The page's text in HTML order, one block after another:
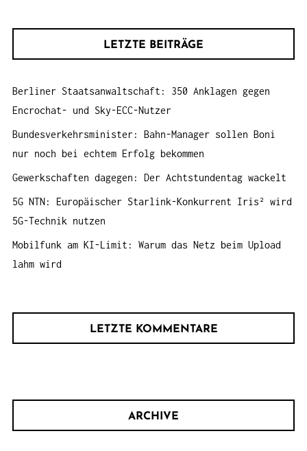
I
a
c
h
:
LETZTE BEITRÄGE
Berliner Staatsanwaltschaft: 350 Anklagen gegen
Encrochat- und Sky-ECC-Nutzer
Bundesverkehrsminister: Bahn-Manager sollen Boni
nur noch bei echtem Erfolg bekommen
Gewerkschaften dagegen: Der Achtstundentag wackelt
5G NTN: Europäischer Starlink-Konkurrent Iris² wird
5G-Technik nutzen
Mobilfunk am KI-Limit: Warum das Netz beim Upload
lahm wird
LETZTE KOMMENTARE
ARCHIVE